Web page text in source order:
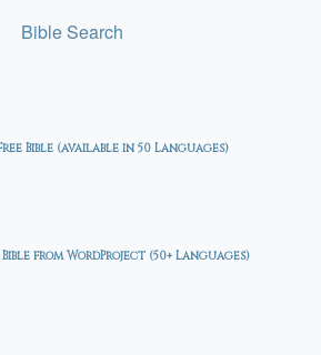
Bible Search
Bible (available in 50 Languages)
from WordProject (50+ Languages)